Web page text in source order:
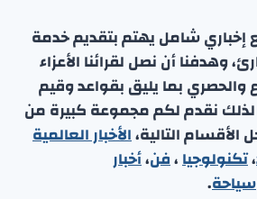
إخباري شامل يهتم بتقديم خدمة
وهدفنا أن نصل لقرائنا الأعزاء
والحصري بما يليق بقواعد وقيم
لذلك نقدم لكم مجموعة كبيرة من
الأقسام التالية،الأخبار العالمية
،تكنولوجيا،فن،أخبار
سياحة.